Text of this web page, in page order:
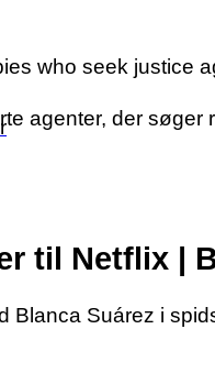
who seek justice
agenter, der
til Netflix |
Blanca Suárez i